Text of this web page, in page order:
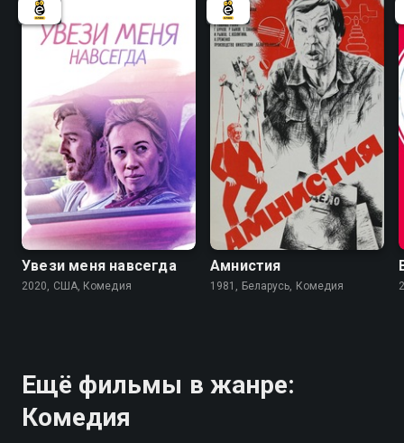
Увези меня навсегда
2020, США, Комедия
6.6
Амнистия
1981, Беларусь, Комедия
Ещё фильмы в жанре:
Комедия